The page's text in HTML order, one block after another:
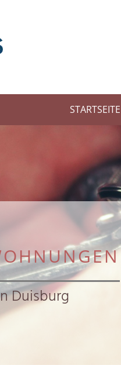
STARTSEITE
Duisburg